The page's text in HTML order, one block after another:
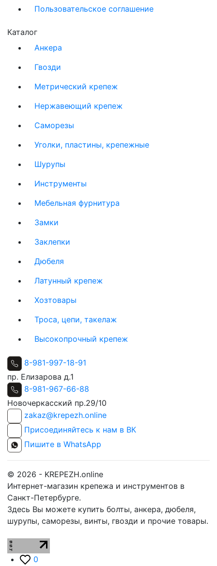
Пользовательское соглашение
Каталог
Анкера
Гвозди
Метрический крепеж
Нержавеющий крепеж
Саморезы
Уголки, пластины, крепежные
Шурупы
Инструменты
Мебельная фурнитура
Замки
Заклепки
Дюбеля
Латунный крепеж
Хозтовары
Троса, цепи, такелаж
Высокопрочный крепеж
8-981-997-18-91
пр. Елизарова д.1
8-981-967-66-88
Новочеркасский пр.29/10
zakaz@krepezh.online
Присоединяйтесь к нам в ВК
Пишите в WhatsApp
© 2026 - KREPEZH.online
Интернет-магазин крепежа и инструментов в
Санкт-Петербурге.
Здесь Вы можете купить болты, анкера, дюбеля,
шурупы, саморезы, винты, гвозди и прочие товары.
0